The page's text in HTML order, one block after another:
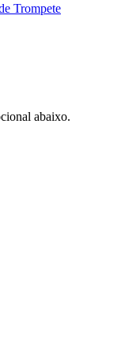
Trompete
abaixo.